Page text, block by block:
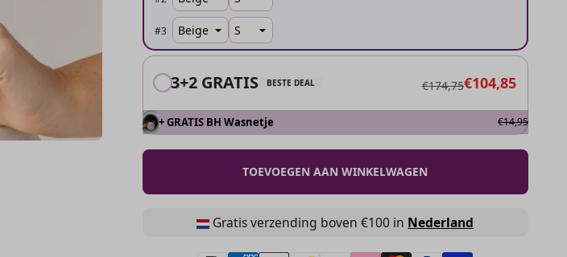
#3
3+2 GRATIS BESTE DEAL €104,85
€174,75
+ GRATIS BH Wasnetje €14,95
TOEVOEGEN AAN WINKELWAGEN
Gratis verzending boven €100 in Nederland